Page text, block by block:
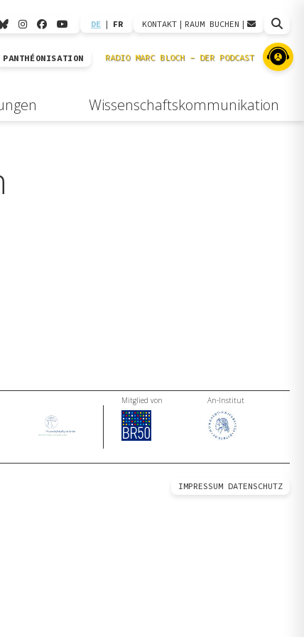
DE | FR KONTAKT | RAUM BUCHEN |
PANTHÉONISATION
Wissenschaftskommunikation
Mitglied von An-Institut
IMPRESSUM DATENSCHUTZ